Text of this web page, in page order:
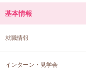
基本情報
就職情報
インターン・見学会